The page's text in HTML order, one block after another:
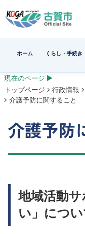
ホーム くらし・手続き
現在のページ
トップページ
行政情報
介護予防に関すること
介護予防
地域活動
い」につい